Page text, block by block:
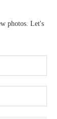
photos. Let's